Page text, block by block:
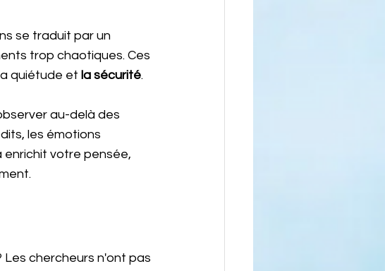
se traduit par un
trop chaotiques. Ces
quiétude et la sécurité.
au-delà des
les émotions
votre pensée,
Les chercheurs n'ont pas